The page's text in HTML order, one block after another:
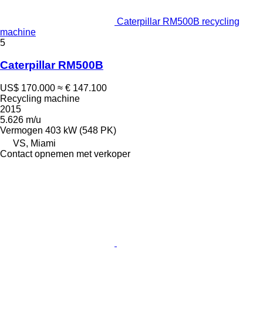
Caterpillar RM500B recycling
machine
5
Caterpillar RM500B
US$ 170.000 ≈ € 147.100
Recycling machine
2015
5.626 m/u
Vermogen 403 kW (548 PK)
VS, Miami
Contact opnemen met verkoper